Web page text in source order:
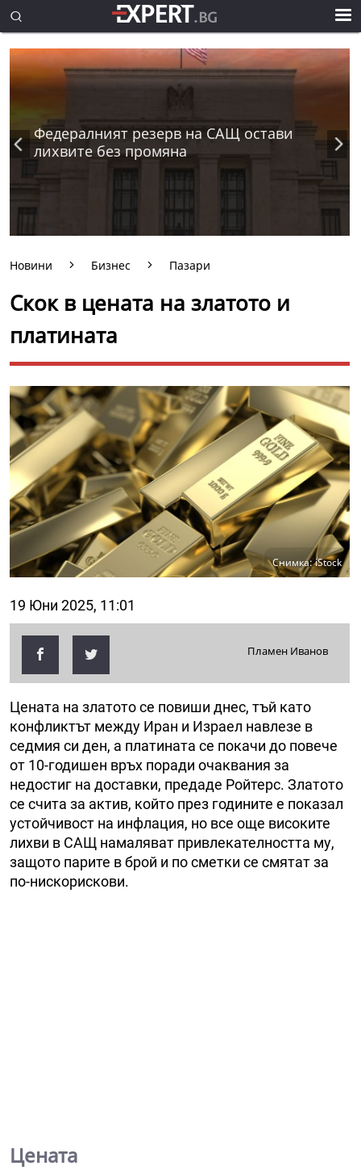
Федералният резерв на САЩ остави
лихвите без промяна
Новини Бизнес Пазари
Скок в цената на златото и
платината
Снимка: iStock
19 Юни 2025, 11:01
Пламен Иванов
Цената на златото се повиши днес, тъй като
конфликтът между Иран и Израел навлезе в
седмия си ден, а платината се покачи до повече
от 10-годишен връх поради очаквания за
недостиг на доставки, предаде Ройтерс. Златото
се счита за актив, който през годините е показал
устойчивост на инфлация, но все още високите
лихви в САЩ намаляват привлекателността му,
защото парите в брой и по сметки се смятат за
по-нискорискови.
Цената